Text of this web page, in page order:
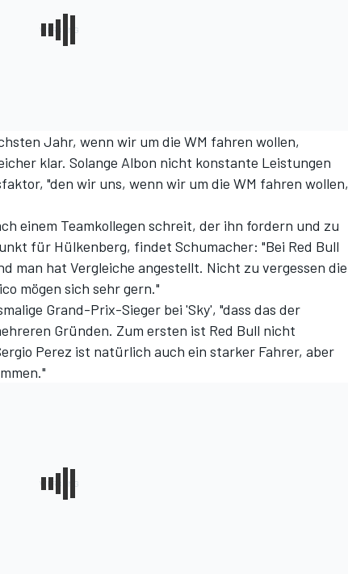
Jahr, wenn wir um die WM fahren wollen,
klar. Solange Albon nicht konstante Leistungen
"den wir uns, wenn wir um die WM fahren wollen,
einem Teamkollegen schreit, der ihn fordern und zu
für Hülkenberg, findet Schumacher: "Bei Red Bull
man hat Vergleiche angestellt. Nicht zu vergessen die
mögen sich sehr gern."
Grand-Prix-Sieger bei 'Sky', "dass das der
Gründen. Zum ersten ist Red Bull nicht
Perez ist natürlich auch ein starker Fahrer, aber